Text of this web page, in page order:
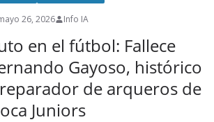
26, 2026 Info IA
en el fútbol: Fallece
Gayoso, histórico
de arqueros de
Juniors